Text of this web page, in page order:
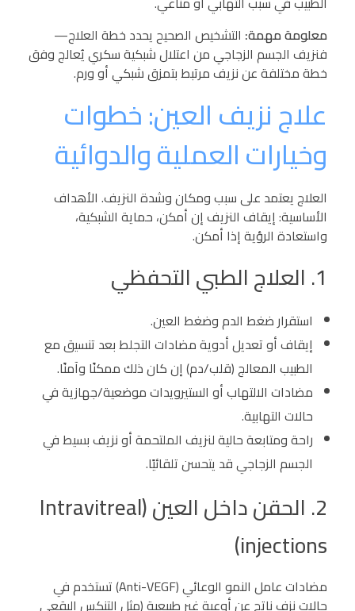
معلومة مهمة: التشخيص الصحيح يحدد خطة العلاج—
فنزيف الجسم الزجاجي من اعتلال شبكية سكري يُعالج وفق
خطة مختلفة عن نزيف مرتبط بتمزق شبكي أو ورم.
علاج نزيف العين: خطوات
وخيارات العملية والدوائية
العلاج يعتمد على سبب ومكان وشدة النزيف. الأهداف
الأساسية: إيقاف النزيف إن أمكن، حماية الشبكية،
واستعادة الرؤية إذا أمكن.
1. العلاج الطبي التحفظي
استقرار ضغط الدم وضغط العين.
إيقاف أو تعديل أدوية مضادات التجلط بعد تنسيق مع
الطبيب المعالج (قلب/دم) إن كان ذلك ممكنًا وآمنًا.
مضادات الالتهاب أو الستيرويدات موضعية/جهازية في
حالات التهابية.
راحة ومتابعة حالية لنزيف الملتحمة أو نزيف بسيط في
الجسم الزجاجي قد يتحسن تلقائيًا.
2. الحقن داخل العين (Intravitreal
injections)
مضادات عامل النمو الوعائي (Anti-VEGF) تستخدم في
حالات نزف ناتج عن أوعية غير طبيعية (مثل التنكس البقعي